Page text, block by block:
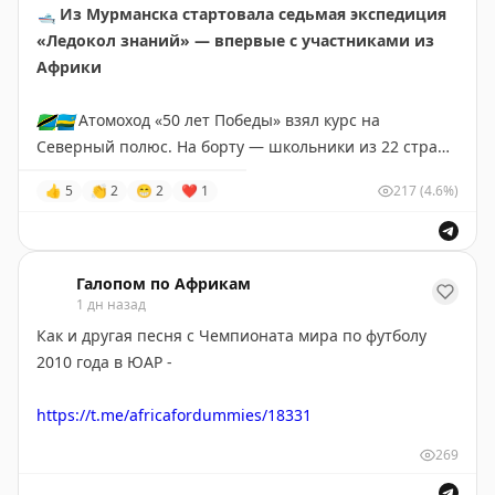
турецкому султану», «Иван Грозный и сын его Иван»,
«Не ждали», «Крестный ход в Курской губернии».
Telegram|ВК|Max
🛥 Из Мурманска стартовала седьмая экспедиция
«Ледокол знаний» — впервые с участниками из
Африки
🇹🇿🇷🇼Атомоход «50 лет Победы» взял курс на
Северный полюс. На борту — школьники из 22 стран,
Руанды, которые увидят Арктику.
🥼За время рейса участники запустят стратосферную
платформу для мониторинга и проведут самый
северный интернациональный хоровод. Конкурс в
этом году был рекордным — 73 тысячи заявок на 22
места.
😅🤣😂🙂🙃
мы тоже есть) —
👍 5 👏 2 😁 2 ❤ 1 217(4.6%)
Галопом по Африкам
1 дн назад
Как и другая песня с Чемпионата мира по футболу
2010 года в ЮАР -
https://t.me/africafordummies/18331
269